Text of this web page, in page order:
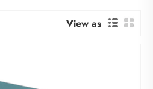
View as